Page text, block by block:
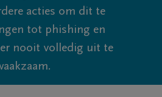
acties om dit te
tot phishing en
nooit volledig uit te